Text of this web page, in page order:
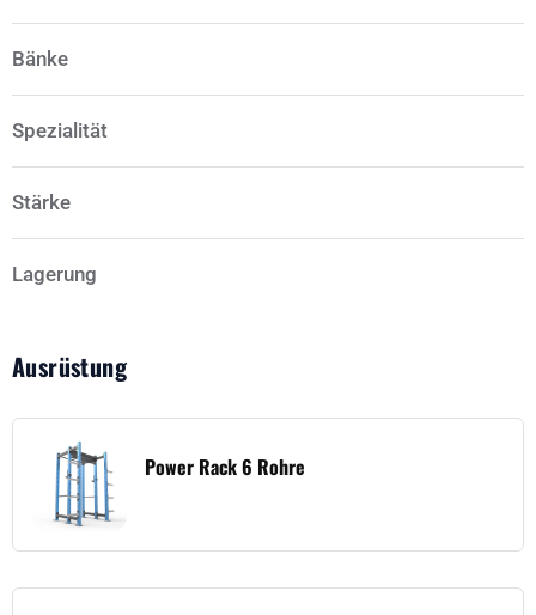
Bänke
Spezialität
Stärke
Lagerung
Ausrüstung
Power Rack 6 Rohre